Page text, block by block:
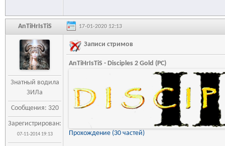
AnTiHrIsTiS 17-01-2020 12:13
Знатный водила
ЗИЛа
Сообщения: 320
Зарегистрирован:
07-11-2014 19:13
Записи стримов
AnTiHrIsTiS - Disciples 2 Gold (PC)
Прохождение (30 частей)